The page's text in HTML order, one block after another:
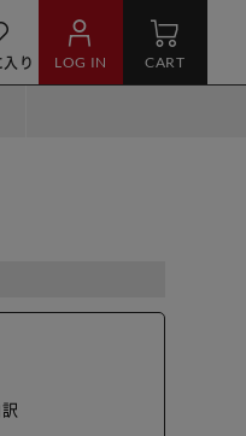
り LOG IN CART